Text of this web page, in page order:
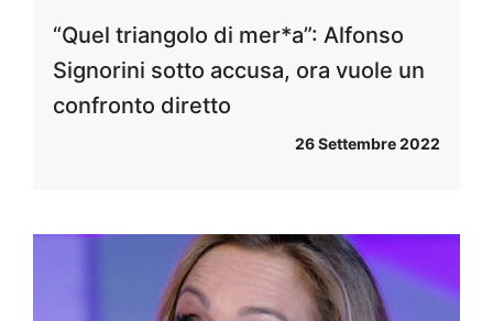
“Quel triangolo di mer*a”: Alfonso
Signorini sotto accusa, ora vuole un
confronto diretto
26 Settembre 2022